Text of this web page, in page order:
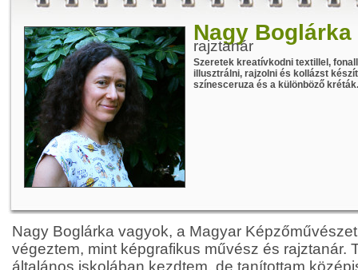
Nagy Boglárka
rajztanár
Szeretek kreatívkodni textillel,
illusztrálni, rajzolni és kollázst
színesceruza és a különböző kréták.
Nagy Boglárka vagyok, a Magyar
végeztem, mint képgrafikus művész és rajztanár.
általános iskolában kezdtem, de tanítottam